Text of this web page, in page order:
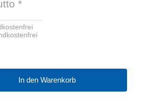
*
In den Warenkorb